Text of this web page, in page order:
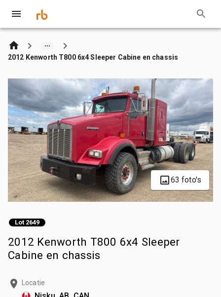
2012 Kenworth T800 6x4 Sleeper Cabine en chassis
63 foto's
Lot 2649
2012 Kenworth T800 6x4 Sleeper
Cabine en chassis
Locatie